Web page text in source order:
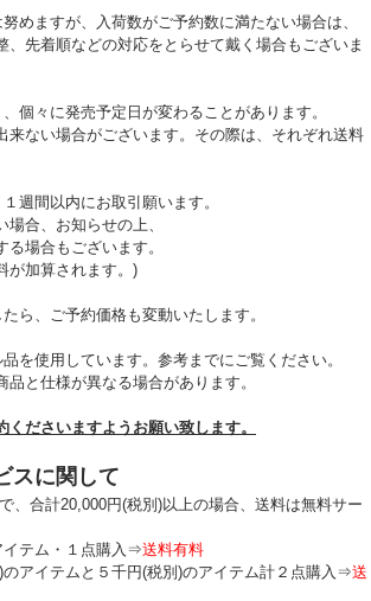
バシーポリシーを確認しました。
めますが、入荷数がご予約数に満たない場合は、
、先着順などの対応をとらせて戴く場合もございま
個々に発売予定日が変わることがあります。
来ない場合がございます。その際は、それぞれ送料
週間以内にお取引願います。
合、お知らせの上、
場合もございます。
が加算されます。)
ら、ご予約価格も変動いたします。
を使用しています。参考までにご覧ください。
と仕様が異なる場合があります。
くださいますようお願い致します。
スに関して
、合計20,000円(税別)以上の場合、送料は無料サー
イテム・１点購入⇒送料有料
アイテムと５千円(税別)のアイテム計２点購入⇒送